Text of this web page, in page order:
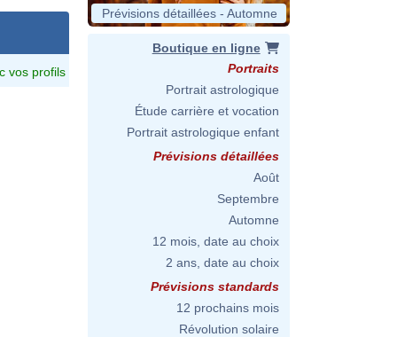
vos profils
Prévisions détaillées - Automne
Boutique en ligne
Portraits
Portrait astrologique
Étude carrière et vocation
Portrait astrologique enfant
Prévisions détaillées
Août
Septembre
Automne
12 mois, date au choix
2 ans, date au choix
Prévisions standards
12 prochains mois
Révolution solaire